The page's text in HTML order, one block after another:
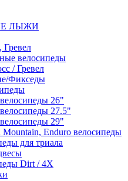
ЛЫЖИ
Гревел
велосипеды
/ Гревел
Фикседы
26"
27.5"
29"
Enduro велосипеды
для триала
Dirt / 4X